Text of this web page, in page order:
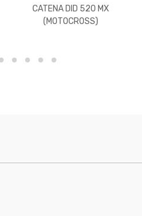
originale
era:
attuale
è:
CATENA DID 520 MX
(MOTOCROSS)